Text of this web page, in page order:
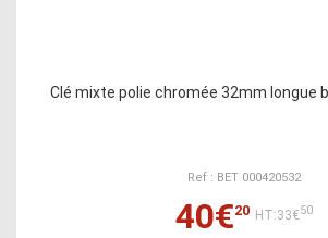
Clé mixte polie chromée 32mm longue
Ref : BET 000420532
40€20 HT:33€50